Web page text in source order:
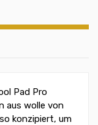
Pad Pro
aus wolle von
konzipiert, um